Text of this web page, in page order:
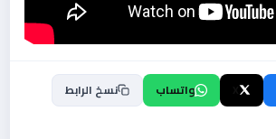
واتساب نسخ الرابط